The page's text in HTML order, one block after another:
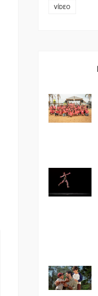
VÍDEO